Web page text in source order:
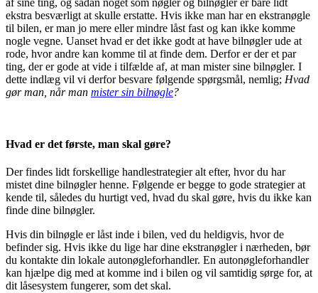
ekstra besværligt at skulle erstatte. Hvis ikke man har en ekstranøgle
til bilen, er man jo mere eller mindre låst fast og kan ikke komme
nogle vegne. Uanset hvad er det ikke godt at have bilnøgler ude at
rode, hvor andre kan komme til at finde dem. Derfor er der et par
ting, der er gode at vide i tilfælde af, at man mister sine bilnøgler. I
dette indlæg vil vi derfor besvare følgende spørgsmål, nemlig; Hvad
gør man, når man mister sin bilnøgle?
Hvad er det første, man skal gøre?
Der findes lidt forskellige handlestrategier alt efter, hvor du har
mistet dine bilnøgler henne. Følgende er begge to gode strategier at
kende til, således du hurtigt ved, hvad du skal gøre, hvis du ikke kan
finde dine bilnøgler.
Hvis din bilnøgle er låst inde i bilen, ved du heldigvis, hvor de
befinder sig. Hvis ikke du lige har dine ekstranøgler i nærheden, bør
du kontakte din lokale autonøgleforhandler. En autonøgleforhandler
kan hjælpe dig med at komme ind i bilen og vil samtidig sørge for, at
dit låsesystem fungerer, som det skal.